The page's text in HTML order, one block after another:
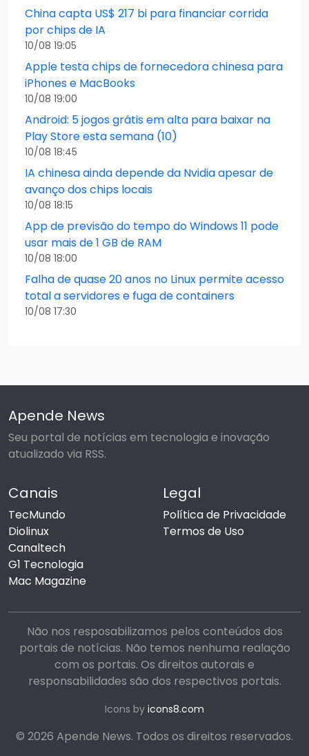
China capta US$ 217 bi para financiar corrida
por chips de IA
10/08 19:05
Apple testa chips de fornecedora chinesa para
iPhones e MacBooks
10/08 19:00
Android: 5 jogos grátis em alta para baixar na
Play Store esta semana (10)
10/08 18:45
IA chinesa ainda depende da Nvidia apesar de
avanço dos chips locais
10/08 18:15
App de previsão do tempo do Windows 11 pode
usar mais de 1 GB de RAM
10/08 18:00
Falha de quase 20 anos no Linux permite acesso
total a servidores e fuga de containers
10/08 17:30
Apende News
Seu portal de notícias em tecnologia e inovação
atualizado via RSS.
Canais
TecMundo
Diolinux
Canaltech
G1 Tecnologia
Mac Magazine
Legal
Política de Privacidade
Termos de Uso
Não nos resposabilizamos pelos conteúdos dos
portais de notícias. Não temos nenhuma realação
com os portais. Os direitos autorais e
responsabilidades são dos respectivos portais.
Icons by icons8.com
© 2026 Apende News. Todos os direitos reservados.